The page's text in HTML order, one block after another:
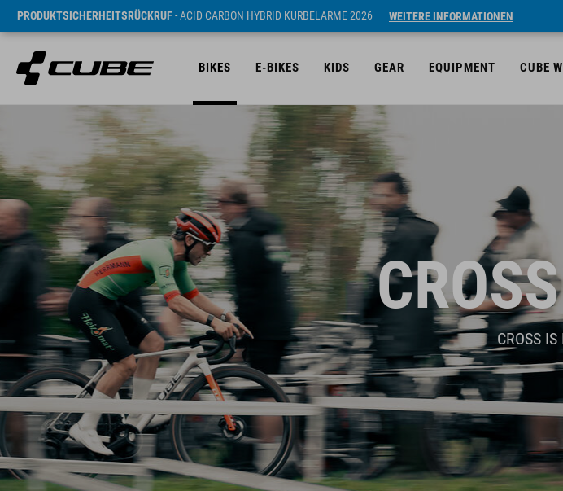
PRODUKTSICHERHEITSRÜCKRUF- ACID CARBON HYBRID KURBELARME 2026 WEITERE INFORMATIONEN
BIKES E-BIKES KIDS GEAR EQUIPMENT CUBE
CROSS IS